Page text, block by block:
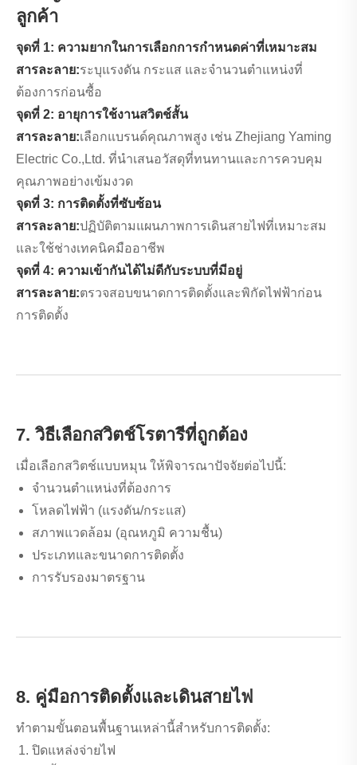
ลูกค้า
จุดที่ 1: ความยากในการเลือกการกำหนดค่าที่เหมาะสม
สารละลาย:ระบุแรงดัน กระแส และจำนวนตำแหน่งที่
ต้องการก่อนซื้อ
จุดที่ 2: อายุการใช้งานสวิตช์สั้น
สารละลาย:เลือกแบรนด์คุณภาพสูง เช่น Zhejiang Yaming
Electric Co.,Ltd. ที่นำเสนอวัสดุที่ทนทานและการควบคุม
คุณภาพอย่างเข้มงวด
จุดที่ 3: การติดตั้งที่ซับซ้อน
สารละลาย:ปฏิบัติตามแผนภาพการเดินสายไฟที่เหมาะสม
และใช้ช่างเทคนิคมืออาชีพ
จุดที่ 4: ความเข้ากันได้ไม่ดีกับระบบที่มีอยู่
สารละลาย:ตรวจสอบขนาดการติดตั้งและพิกัดไฟฟ้าก่อน
การติดตั้ง
7. วิธีเลือกสวิตช์โรตารีที่ถูกต้อง
เมื่อเลือกสวิตช์แบบหมุน ให้พิจารณาปัจจัยต่อไปนี้:
จำนวนตำแหน่งที่ต้องการ
โหลดไฟฟ้า (แรงดัน/กระแส)
สภาพแวดล้อม (อุณหภูมิ ความชื้น)
ประเภทและขนาดการติดตั้ง
การรับรองมาตรฐาน
8. คู่มือการติดตั้งและเดินสายไฟ
ทำตามขั้นตอนพื้นฐานเหล่านี้สำหรับการติดตั้ง:
ปิดแหล่งจ่ายไฟ